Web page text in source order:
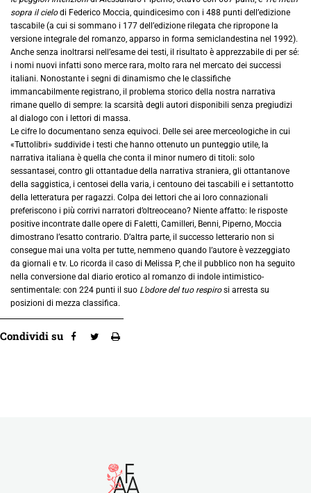
sopra il cielodi Federico Moccia, quindicesimo con i 488 punti dell’edizione
tascabile (a cui si sommano i 177 dell’edizione rilegata che ripropone la
versione integrale del romanzo, apparso in forma semiclandestina nel 1992).
Anche senza inoltrarsi nell’esame dei testi, il risultato è apprezzabile di per sé:
i nomi nuovi infatti sono merce rara, molto rara nel mercato dei successi
italiani. Nonostante i segni di dinamismo che le classifiche
immancabilmente registrano, il problema storico della nostra narrativa
rimane quello di sempre: la scarsità degli autori disponibili senza pregiudizi
al dialogo con i lettori di massa.
Le cifre lo documentano senza equivoci. Delle sei aree merceologiche in cui
«Tuttolibri» suddivide i testi che hanno ottenuto un punteggio utile, la
narrativa italiana è quella che conta il minor numero di titoli: solo
sessantasei, contro gli ottantadue della narrativa straniera, gli ottantanove
della saggistica, i centosei della varia, i centouno dei tascabili e i settantotto
della letteratura per ragazzi. Colpa dei lettori che ai loro connazionali
preferiscono i più corrivi narratori d’oltreoceano? Niente affatto: le risposte
positive incontrate dalle opere di Faletti, Camilleri, Benni, Piperno, Moccia
dimostrano l’esatto contrario. D’altra parte, il successo letterario non si
consegue mai una volta per tutte, nemmeno quando l’autore è vezzeggiato
da giornali e tv. Lo ricorda il caso di Melissa P, che il pubblico non ha seguito
nella conversione dal diario erotico al romanzo di indole intimistico-
sentimentale: con 224 punti il suo L’odore del tuo respirosi arresta su
posizioni di mezza classifica.
Condividi su